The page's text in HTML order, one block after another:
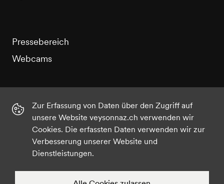
Pressebereich
Webcams
Facebook Twitter
Zur Erfassung von Daten über den Zugriff auf
unsere Website veysonnaz.ch verwenden wir
Cookies. Die erfassten Daten verwenden wir zur
Verbesserung unserer Website und
Dienstleistungen.